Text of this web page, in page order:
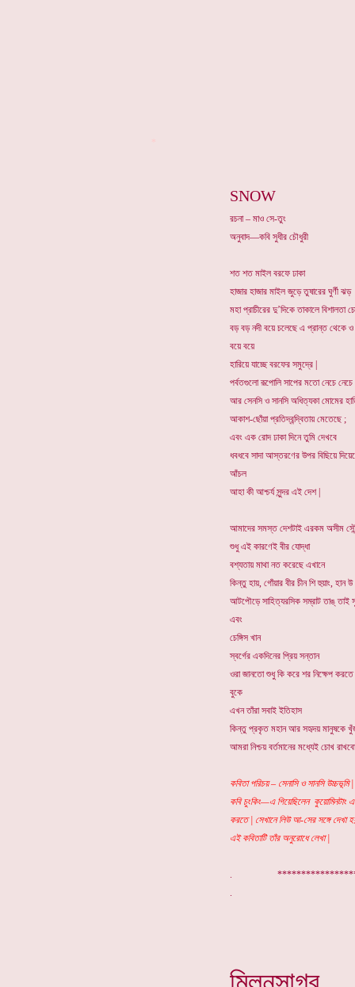
SNOW
রচনা – মাও সে-তুং
অনুবাদ—কবি সুধীর চৌধুরী
শত শত মাইল বরফে ঢাকা
হাজার হাজার মাইল জুড়ে তুষারের ঘুর্ণী ঝড়
মহা প্রাচীরের দু’দিকে তাকালে বিশালতা
বড় বড় নদী বয়ে চলেছে এ প্রান্ত থেকে ও
বয়ে বয়ে
হারিয়ে যাচ্ছে বরফের সমুদ্রে |
পর্বতগুলো রূপোলি সাপের মতো নেচে নেচে
আর সেনসি ও সানসি অধিত্যকা মোমের
আকাশ-ছোঁয়া প্রতিদ্বন্দ্বিতায় মেতেছে ;
এবং এক রোদ ঢাকা দিনে তুমি দেখবে
ধবধবে সাদা আস্তরণের উপর বিছিয়ে
আঁচল
আহা কী আশ্চর্য সুন্দর এই দেশ |
আমাদের সমস্ত দেশটাই এরকম অসীম
শুধু এই কারণেই বীর যোদ্ধা
বশ্যতায় মাথা নত করেছে এখানে
কিন্তু হায়, গোঁয়ার বীর চীন শি হুয়াং, হান উ
আটপৌড়ে সাহিত্যরসিক সম্রাট তাঙ্ তাই
এবং
চেঙ্গিস খান
স্বর্গের একদিনের প্রিয় সন্তান
ওরা জানতো শুধু কি করে শর নিক্ষেপ
বুকে
এখন তাঁরা সবাই ইতিহাস
কিন্তু প্রকৃত মহান আর সহৃদয় মানুষকে
আমরা নিশ্চয় বর্তমানের মধ্যেই চোখ
কবিতা পরিচয় – সেনাসি ও সানসি
কবি চুংকিং—এ গিয়েছিলেন কুয়োমিনটাং
করতে | সেখানে লিউ আ-সের সঙ্গে দেখা
এই কবিতাটি তাঁর অনুরোধে লেখা |
.